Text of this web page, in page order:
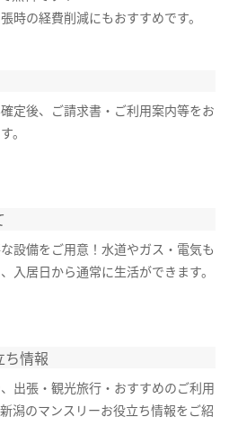
時の経費削減にもおすすめです。
定後、ご請求書・ご利用案内等をお
。
設備をご用意！水道やガス・電気も
入居日から通常に生活ができます。
ち情報
出張・観光旅行・おすすめのご利用
潟のマンスリーお役立ち情報をご紹